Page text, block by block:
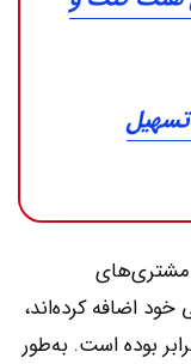
و مشتری‌های
اضافه کرده‌اند،
اقبال آنها به ارز ملی چین حدود ۴ برابر بوده است. به‌طور